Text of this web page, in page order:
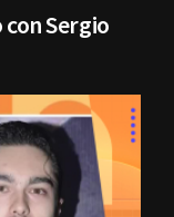
Sergio